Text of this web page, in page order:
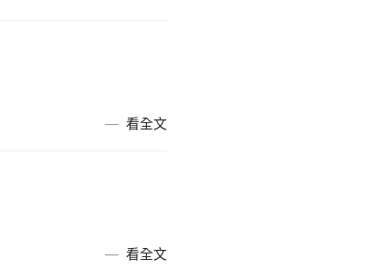
看全文
看全文